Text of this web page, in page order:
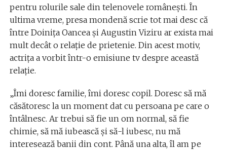
pentru rolurile sale din telenovele românești. În
ultima vreme, presa mondenă scrie tot mai desc că
între Doinița Oancea și Augustin Viziru ar exista mai
mult decât o relație de prietenie. Din acest motiv,
actrița a vorbit într-o emisiune tv despre această
relație.
„Îmi doresc familie, îmi doresc copil. Doresc să mă
căsătoresc la un moment dat cu persoana pe care o
întâlnesc. Ar trebui să fie un om normal, să fie
chimie, să mă iubească şi să-l iubesc, nu mă
interesează banii din cont. Până una alta, îl am pe